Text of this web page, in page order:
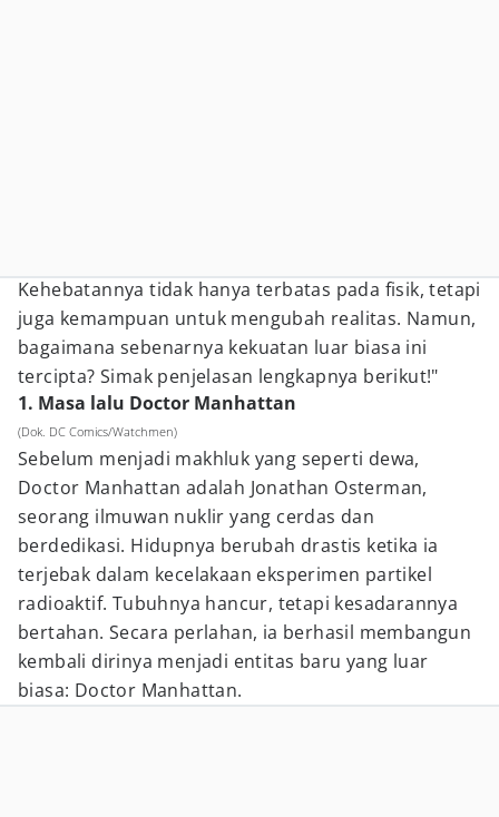
Kehebatannya tidak hanya terbatas pada fisik, tetapi
juga kemampuan untuk mengubah realitas. Namun,
bagaimana sebenarnya kekuatan luar biasa ini
tercipta? Simak penjelasan lengkapnya berikut!"
1. Masa lalu Doctor Manhattan
(Dok. DC Comics/Watchmen)
Sebelum menjadi makhluk yang seperti dewa,
Doctor Manhattan adalah Jonathan Osterman,
seorang ilmuwan nuklir yang cerdas dan
berdedikasi. Hidupnya berubah drastis ketika ia
terjebak dalam kecelakaan eksperimen partikel
radioaktif. Tubuhnya hancur, tetapi kesadarannya
bertahan. Secara perlahan, ia berhasil membangun
kembali dirinya menjadi entitas baru yang luar
biasa: Doctor Manhattan.